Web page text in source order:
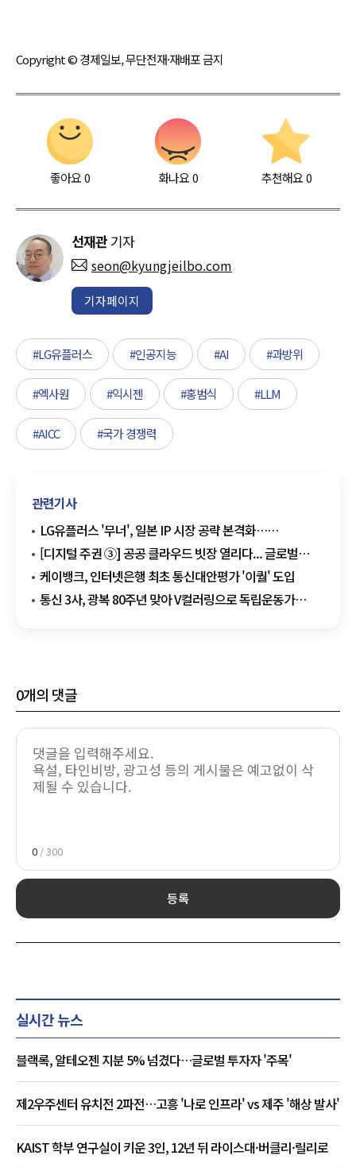
Copyright © 경제일보, 무단전재·재배포 금지
좋아요0 화나요0 추천해요 0
선재관 기자
seon@kyungjeilbo.com
기자페이지
#LG유플러스 #인공지능 #AI #과방위
#엑사원 #익시젠 #홍범식 #LLM
#AICC #국가 경쟁력
관련기사
LG유플러스 '무너', 일본 IP 시장 공략 본격화…
팝업스토어 순항
[디지털 주권 ③] 공공 클라우드 빗장 열리다... 글로벌
공룡의 습격, K-클라우드 생존 전략은
케이뱅크, 인터넷은행 최초 통신대안평가 '이퀄' 도입
통신 3사, 광복 80주년 맞아 V컬러링으로 독립운동가
0개의 댓글
0 / 300
등록
실시간 뉴스
블랙록, 알테오젠 지분 5% 넘겼다…글로벌 투자자 '주목'
제2우주센터 유치전 2파전…고흥 '나로 인프라' vs 제주 '해상 발사'
KAIST 학부 연구실이 키운 3인, 12년 뒤 라이스대·버클리·릴리로